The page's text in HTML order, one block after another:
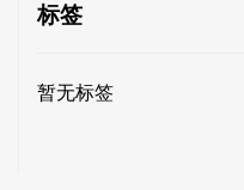
标签
暂无标签